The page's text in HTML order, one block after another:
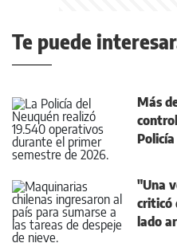
Te puede
Más
"Una
criticó
lado